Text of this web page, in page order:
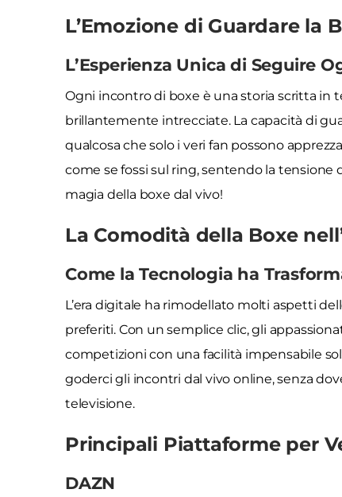
L’Emozione di Guardare la
L’Esperienza Unica di Seguire
Ogni incontro di boxe è una storia scritta in
brillantemente intrecciate. La capacità di
qualcosa che solo i veri fan possono
come se fossi sul ring, sentendo la
magia della boxe dal vivo!
La Comodità della Boxe
Come la Tecnologia ha
L’era digitale ha rimodellato molti aspetti
preferiti. Con un semplice clic, gli
competizioni con una facilità impensabile
goderci gli incontri dal vivo online, senza
televisione.
Principali Piattaforme per
DAZN